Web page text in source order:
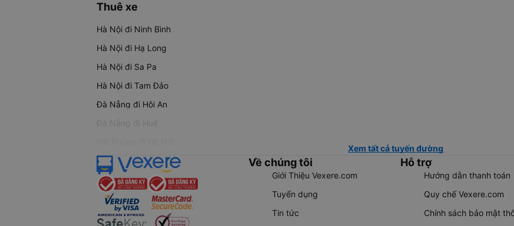
Thuê xe
Hà Nội đi Ninh Bình
Hà Nội đi Hạ Long
Hà Nội đi Sa Pa
Hà Nội đi Tam Đảo
Đà Nẵng đi Hội An
Đà Nẵng đi Huế
Xem tất cả tuyến đường
Về chúng tôi
Giới Thiệu Vexere.com
Tuyển dụng
Tin tức
Hỗ trợ
Hướng dẫn thanh toán
Quy chế Vexere.com
Chính sách bảo mật